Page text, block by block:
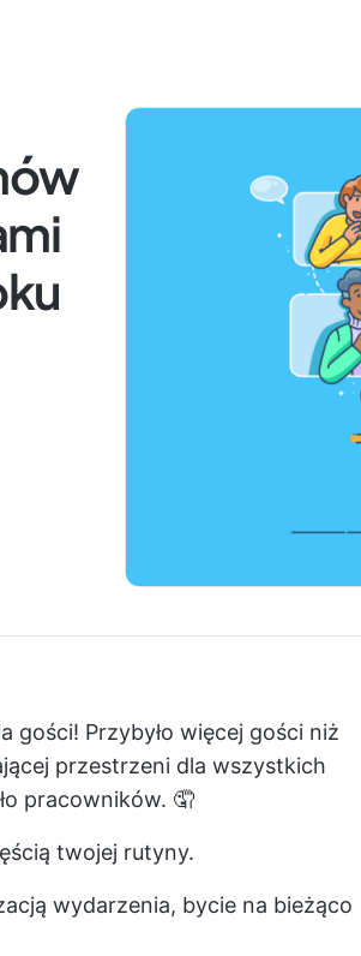
gości! Przybyło więcej gości niż
przestrzeni dla wszystkich
pracowników. 🤦
twojej rutyny.
wydarzenia, bycie na bieżąco